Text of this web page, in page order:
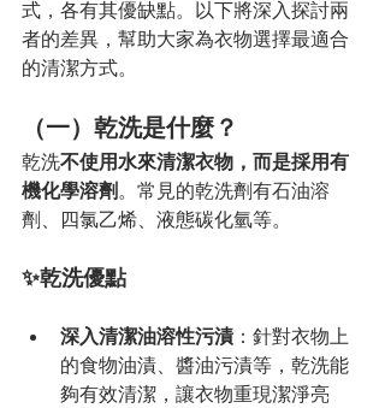
式，各有其優缺點。以下將深入探討兩
者的差異，幫助大家為衣物選擇最適合
的清潔方式。
（一）乾洗是什麼？
乾洗不使用水來清潔衣物，而是採用有
機化學溶劑。常見的乾洗劑有石油溶
劑、四氯乙烯、液態碳化氫等。
✨乾洗優點
深入清潔油溶性污漬 ：針對衣物上
的食物油漬、醬油污漬等，乾洗能
夠有效清潔，讓衣物重現潔淨亮